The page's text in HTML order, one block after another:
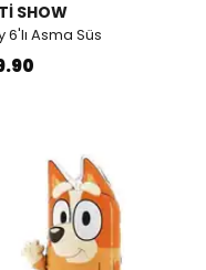
SHOW
6'lı Asma Süs